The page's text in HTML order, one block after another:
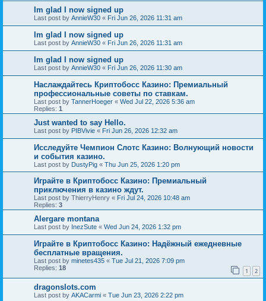
Im glad I now signed up
Last post by AnnieW30 « Fri Jun 26, 2026 11:31 am
Im glad I now signed up
Last post by AnnieW30 « Fri Jun 26, 2026 11:31 am
Im glad I now signed up
Last post by AnnieW30 « Fri Jun 26, 2026 11:30 am
Наслаждайтесь Криптобосс Казино: Премиальный
профессиональные советы по ставкам.
Last post by TannerHoeger « Wed Jul 22, 2026 5:36 am
Replies: 1
Just wanted to say Hello.
Last post by PIBVivie « Fri Jun 26, 2026 12:32 am
Исследуйте Чемпион Слотс Казино: Волнующий новости
и события казино.
Last post by DustyPig « Thu Jun 25, 2026 1:20 pm
Играйте в Криптобосс Казино: Премиальный
приключения в казино ждут.
Last post by ThierryHenry « Fri Jul 24, 2026 10:48 am
Replies: 3
Alergare montana
Last post by InezSute « Wed Jun 24, 2026 1:32 pm
Играйте в Криптобосс Казино: Надёжный ежедневные
бесплатные вращения.
Last post by minetes435 « Tue Jul 21, 2026 7:09 pm
Replies: 18 1 2
dragonslots.com
Last post by AKACarmi « Tue Jun 23, 2026 2:22 pm